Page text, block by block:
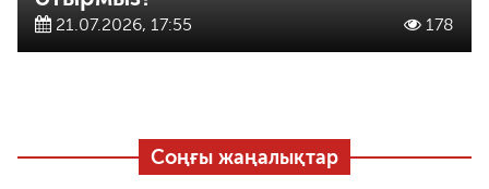
21.07.2026, 17:55 178
Соңғы жаңалықтар